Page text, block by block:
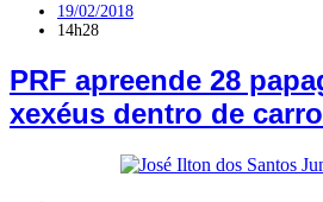
19/02/2018
14h28
PRF apreende 28
xexéus dentro de